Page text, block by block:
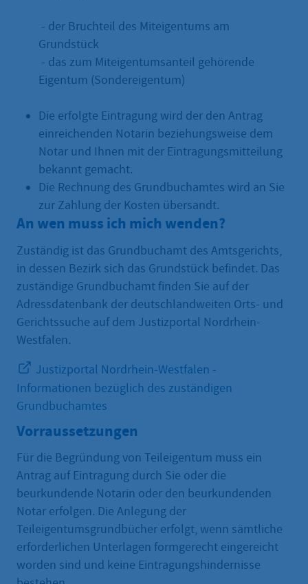
- der Bruchteil des Miteigentums am
Grundstück
- das zum Miteigentumsanteil gehörende
Eigentum (Sondereigentum)
Die erfolgte Eintragung wird der den Antrag
einreichenden Notarin beziehungsweise dem
Notar und Ihnen mit der Eintragungsmitteilung
bekannt gemacht.
Die Rechnung des Grundbuchamtes wird an Sie
zur Zahlung der Kosten übersandt.
An wen muss ich mich wenden?
Zuständig ist das Grundbuchamt des Amtsgerichts,
in dessen Bezirk sich das Grundstück befindet. Das
zuständige Grundbuchamt finden Sie auf der
Adressdatenbank der deutschlandweiten Orts- und
Gerichtssuche auf dem Justizportal Nordrhein-
Westfalen.
Justizportal Nordrhein-Westfalen -
Informationen bezüglich des zuständigen
Grundbuchamtes
Vorraussetzungen
Für die Begründung von Teileigentum muss ein
Antrag auf Eintragung durch Sie oder die
beurkundende Notarin oder den beurkundenden
Notar erfolgen. Die Anlegung der
Teileigentumsgrundbücher erfolgt, wenn sämtliche
erforderlichen Unterlagen formgerecht eingereicht
worden sind und keine Eintragungshindernisse